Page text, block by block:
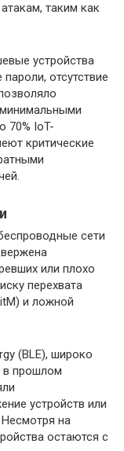
таким как
устройства
отсутствие
70% IoT-
критические
сети
или плохо
перехвата
и ложной
(BLE), широко
в прошлом
устройств или
на
остаются с